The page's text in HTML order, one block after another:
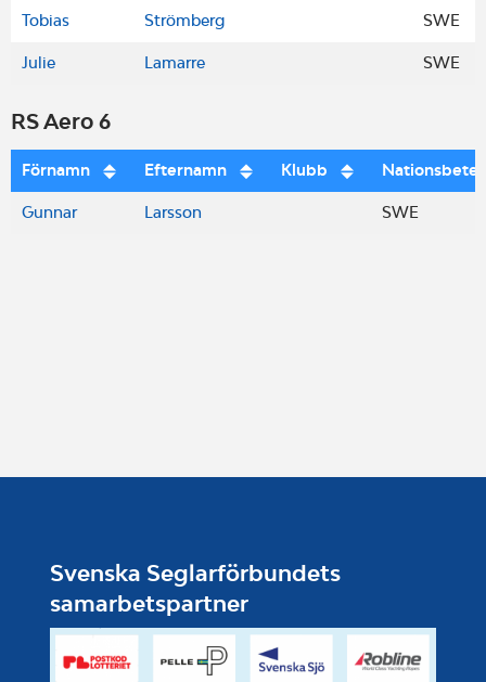
Tobias Strömberg SWE
Julie Lamarre SWE
RS Aero 6
Förnamn Efternamn Klubb
Gunnar Larsson SWE
Svenska Seglarförbundets
samarbetspartner